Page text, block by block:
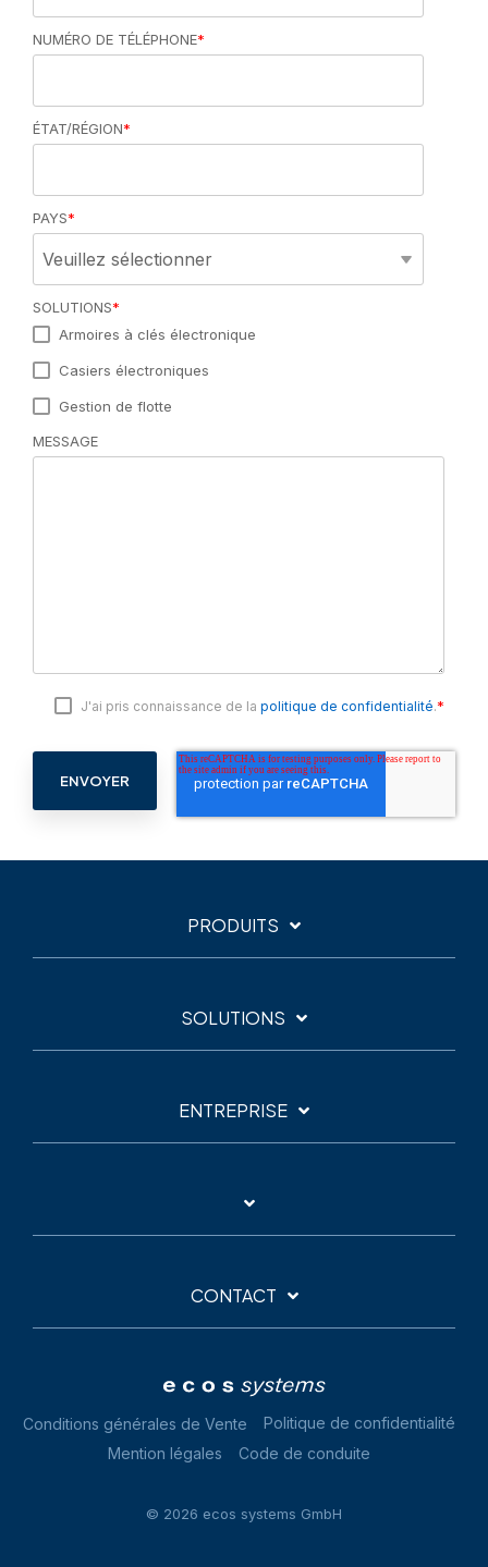
NUMÉRO DE TÉLÉPHONE*
ÉTAT/RÉGION*
PAYS*
SOLUTIONS*
Armoires à clés électronique
Casiers électroniques
Gestion de flotte
MESSAGE
J'ai pris connaissance de la politique de confidentialité.*
PRODUITS
SOLUTIONS
ENTREPRISE
CONTACT
Conditions générales de Vente
Politique de confidentialité
Mention légales
Code de conduite
© 2026 ecos systems GmbH